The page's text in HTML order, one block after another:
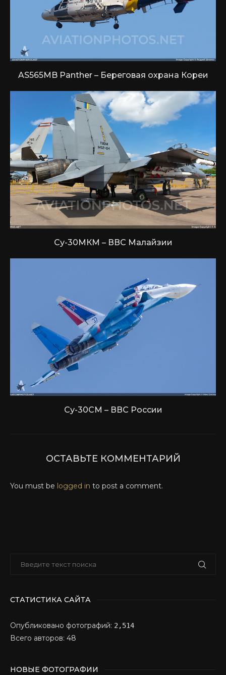
AS565MB Panther – Береговая охрана Кореи
Су-30МКМ – ВВС Малайзии
Су-30СМ – ВВС России
ОСТАВЬТЕ КОММЕНТАРИЙ
You must be logged in to post a comment.
СТАТИСТИКА САЙТА
Опубликовано фотографий: 2,514
Всего авторов: 48
НОВЫЕ ФОТОГРАФИИ